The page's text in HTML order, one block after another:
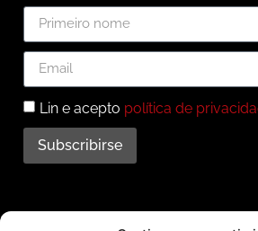
Lin e acepto política de
Subscribirse